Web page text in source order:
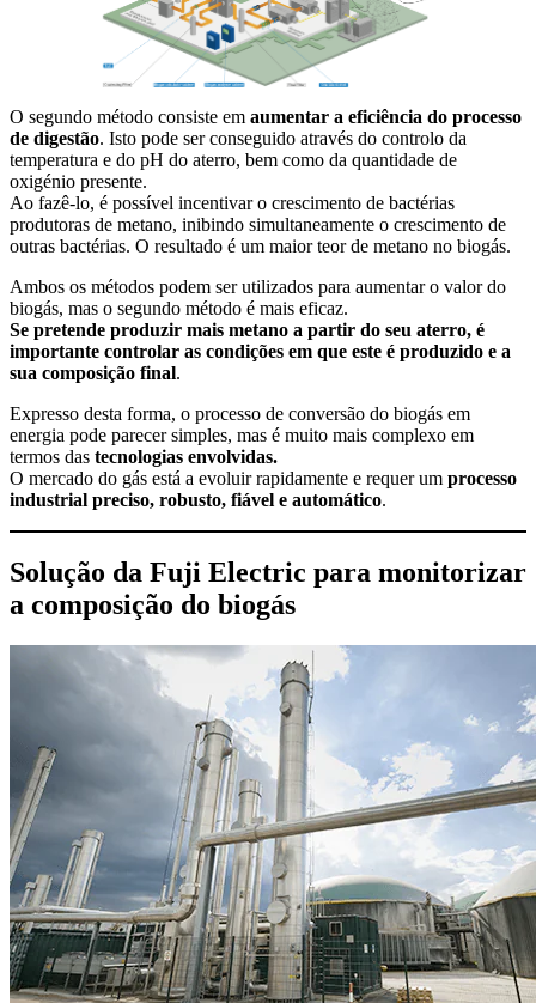
O segundo método consiste em aumentar a eficiência do processo
de digestão. Isto pode ser conseguido através do controlo da
temperatura e do pH do aterro, bem como da quantidade de
oxigénio presente.
Ao fazê-lo, é possível incentivar o crescimento de bactérias
produtoras de metano, inibindo simultaneamente o crescimento de
outras bactérias. O resultado é um maior teor de metano no biogás.
Ambos os métodos podem ser utilizados para aumentar o valor do
biogás, mas o segundo método é mais eficaz.
Se pretende produzir mais metano a partir do seu aterro, é
importante controlar as condições em que este é produzido e a
sua composição final.
Expresso desta forma, o processo de conversão do biogás em
energia pode parecer simples, mas é muito mais complexo em
termos das tecnologias envolvidas.
O mercado do gás está a evoluir rapidamente e requer um processo
industrial preciso, robusto, fiável e automático.
Solução da Fuji Electric para monitorizar
a composição do biogás